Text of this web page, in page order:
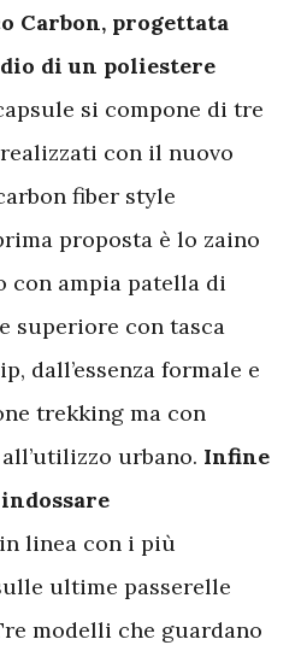
Carbon, progettata
di un poliestere
si compone di tre
con il nuovo
fiber style
proposta è lo zaino
con ampia patella di
superiore con tasca
dall’essenza formale e
trekking ma con
urbano. Infine
linea con i più
ultime passerelle
modelli che guardano